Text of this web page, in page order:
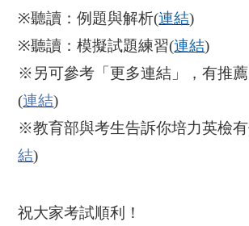
※聽讀：例題與解析(連結)
※聽讀：模擬試題練習(連結)
※另可參考「更多連結」，有推
(連結)
※教育部與考生告訴你培力英檢
結)
祝大家考試順利！